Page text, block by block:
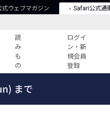
式ウェブマガジン Safari公式通
読
み
も
の
ログイ
ン・新
規会員
登録